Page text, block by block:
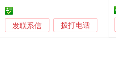
发联系信 拨打电话